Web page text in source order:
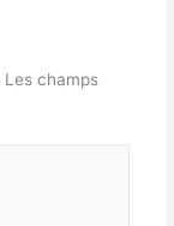
Les champs